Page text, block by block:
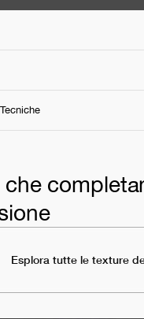
Esplora tutte le texture